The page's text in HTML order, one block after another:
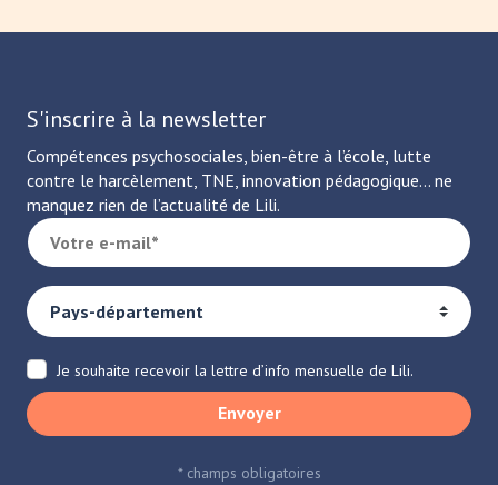
S'inscrire à la newsletter
Compétences psychosociales, bien-être à l’école, lutte
contre le harcèlement, TNE, innovation pédagogique… ne
manquez rien de l’actualité de Lili.
Je souhaite recevoir la lettre d’info mensuelle de Lili.
Envoyer
* champs obligatoires